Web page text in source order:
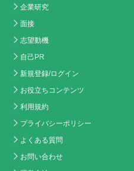
企業研究
面接
志望動機
自己PR
新規登録/ログイン
お役立ちコンテンツ
利用規約
プライバシーポリシー
よくある質問
お問い合わせ